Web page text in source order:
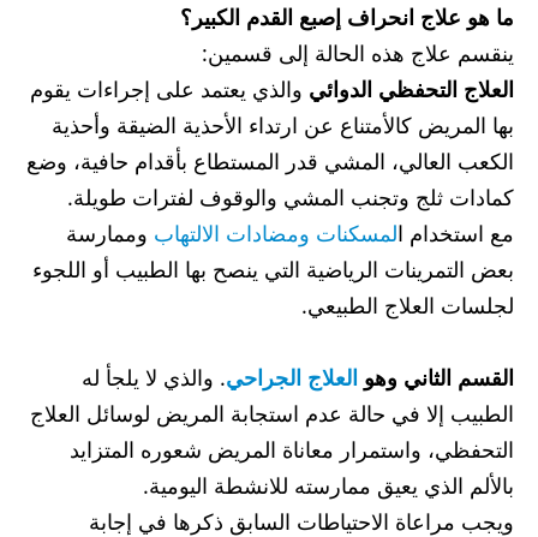
ما هو علاج انحراف إصبع القدم الكبير؟
ينقسم علاج هذه الحالة إلى قسمين:
العلاج التحفظي الدوائي والذي يعتمد على إجراءات يقوم
بها المريض كالأمتناع عن ارتداء الأحذية الضيقة وأحذية
الكعب العالي، المشي قدر المستطاع بأقدام حافية، وضع
كمادات ثلج وتجنب المشي والوقوف لفترات طويلة.
مع استخدام المسكنات ومضادات الالتهاب وممارسة
بعض التمرينات الرياضية التي ينصح بها الطبيب أو اللجوء
لجلسات العلاج الطبيعي.
القسم الثاني وهو العلاج الجراحي. والذي لا يلجأ له
الطبيب إلا في حالة عدم استجابة المريض لوسائل العلاج
التحفظي، واستمرار معاناة المريض شعوره المتزايد
بالألم الذي يعيق ممارسته للانشطة اليومية.
ويجب مراعاة الاحتياطات السابق ذكرها في إجابة